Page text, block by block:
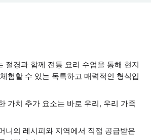
절경과 함께 전통 요리 수업을 통해 현지
험할 수 있는 독특하고 매력적인 형식입
가치 추가 요소는 바로 우리, 우리 가족
니의 레시피와 지역에서 직접 공급받은